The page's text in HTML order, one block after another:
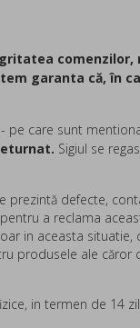
garanta că, în
pe care sunt
Sigiul se
defecte,
pentru a reclama
in aceasta
produsele ale
in termen de